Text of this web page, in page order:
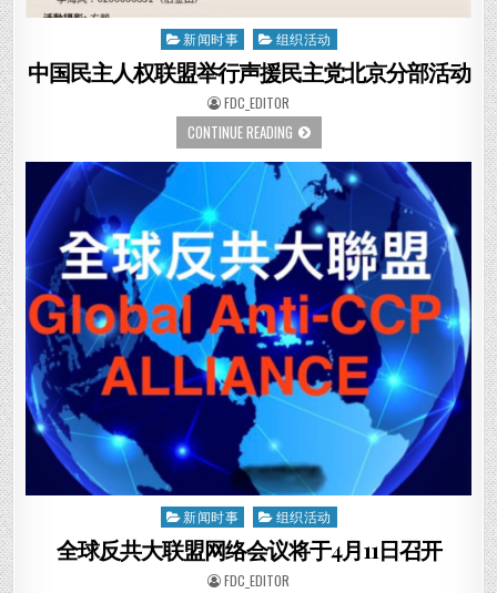
网
络
会
议
上
的
言
Posted
in
新闻时事 组织活动
中国民主人权联盟举行声援民主党北京分部活动
AUTHOR:
FDC_EDITOR
CONTINUE READING中
国
民
主
人
权
联
盟
举
行
声
援
民
主
党
北
京
分
部
活
动
Posted
in
新闻时事 组织活动
全球反共大联盟网络会议将于4月11日召开
AUTHOR:
FDC_EDITOR